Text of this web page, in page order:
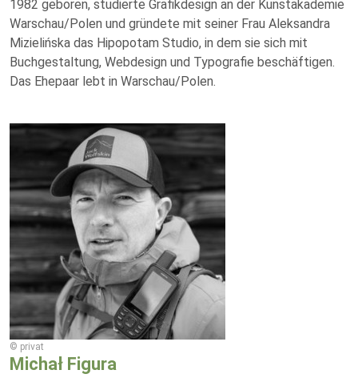
1982 geboren, studierte Grafikdesign an der Kunstakademie
Warschau/Polen und gründete mit seiner Frau Aleksandra
Mizielińska das Hipopotam Studio, in dem sie sich mit
Buchgestaltung, Webdesign und Typografie beschäftigen.
Das Ehepaar lebt in Warschau/Polen.
© privat
Michał Figura